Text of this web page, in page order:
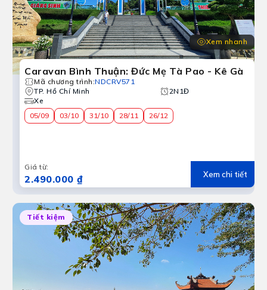
Xem nhanh
Caravan Bình Thuận: Đức Mẹ Tà Pao - Kê Gà
Mã chương trình:NDCRV571
TP. Hồ Chí Minh
2N1Đ
Xe
05/09
03/10 31/10 28/11 26/12
Giá từ:
2.490.000 ₫ Xem chi tiết
Tiết kiệm